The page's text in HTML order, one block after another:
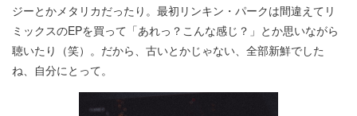
ジーとかメタリカだったり。最初リンキン・パークは間違えてリ
ミックスのEPを買って「あれっ？こんな感じ？」とか思いながら
聴いたり（笑）。だから、古いとかじゃない、全部新鮮でした
ね、自分にとって。